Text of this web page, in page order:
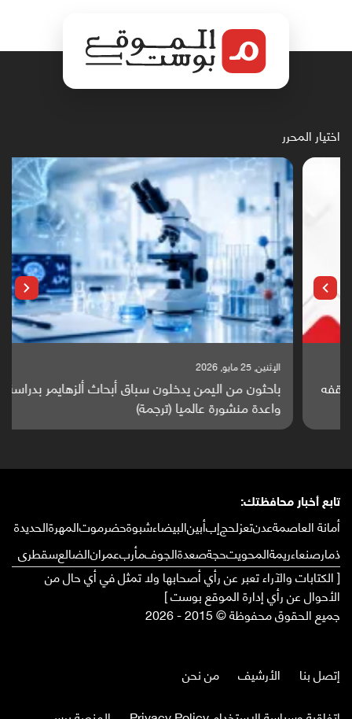
اختيار المحرر
باحثون من اليمن يدخلون سباق أبحاث ألزهايمر بدراسة
واعدة منشورة عالميا (ترجمة)
تابع أخبار محافظتك:
أمانة العاصمةعدنتعزلحجإبأبينالبيضاءشبوةحضرموتالمهرةالحديدة
ذمارصنعاءريمةالمحويتحجةصعدةالجوفمأربعمرانالضالعسقطرى
[ الكتابات والآراء تعبر عن رأي أصحابها ولا تمثل في أي حال من
الأحوال عن رأي إدارة الموقع بوست ]
جميع الحقوق محفوظة © 2015 - 2026
إتصل بنا الأرشيف
من نحن